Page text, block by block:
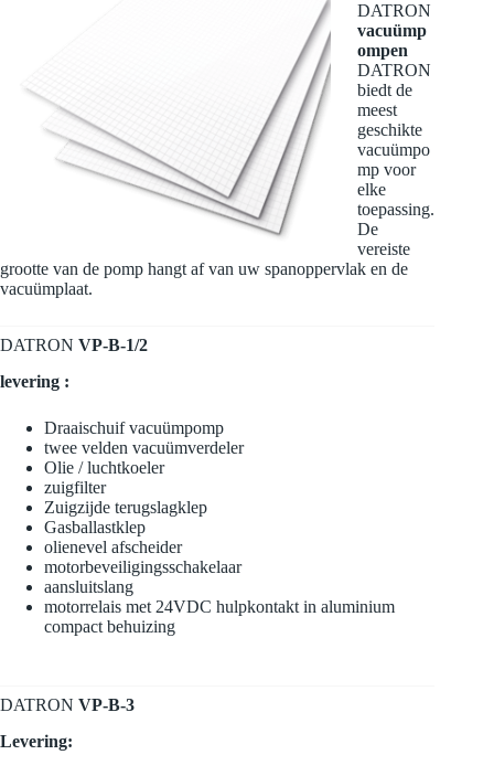
DATRON
vacuümp
ompen
DATRON
biedt de
meest
geschikte
vacuümpo
mp voor
elke
toepassing.
De
vereiste
grootte van de pomp hangt af van uw spanoppervlak en de
vacuümplaat.
DATRON VP-B-1/2
levering :
Draaischuifvacuümpomp
twee velden vacuümverdeler
Olie /luchtkoeler
zuigfilter
Zuigzijde terugslagklep
Gasballastklep
olienevel afscheider
motorbeveiligingsschakelaar
aansluitslang
motorrelais met 24VDC hulpkontakt in aluminium
compact behuizing
DATRON VP-B-3
Levering: